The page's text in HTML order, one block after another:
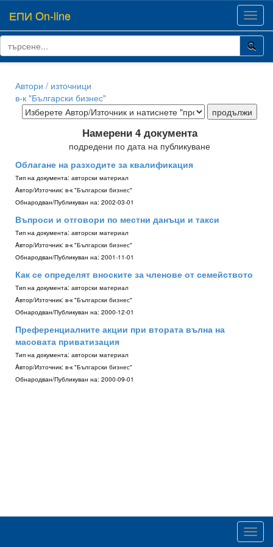
ЕПИ On-line
Автори / източници
в-к "Български бизнес"
Намерени 4 документа
подредени по дата на публикуване
Облагане на разходите за квалификация
Тип на документа: авторски материал
Aвтор/Източник: в-к "Български бизнес"
Обнародван/Публикуван на: 2002-03-01
Въпроси и отговори по местни данъци и такси
Тип на документа: авторски материал
Aвтор/Източник: в-к "Български бизнес"
Обнародван/Публикуван на: 2001-11-01
Как се определят вноските за членове от семейството
Тип на документа: авторски материал
Aвтор/Източник: в-к "Български бизнес"
Обнародван/Публикуван на: 2000-12-01
Преференциалните акции при втората вълна на
масовата приватизация
Тип на документа: авторски материал
Aвтор/Източник: в-к "Български бизнес"
Обнародван/Публикуван на: 2000-09-01